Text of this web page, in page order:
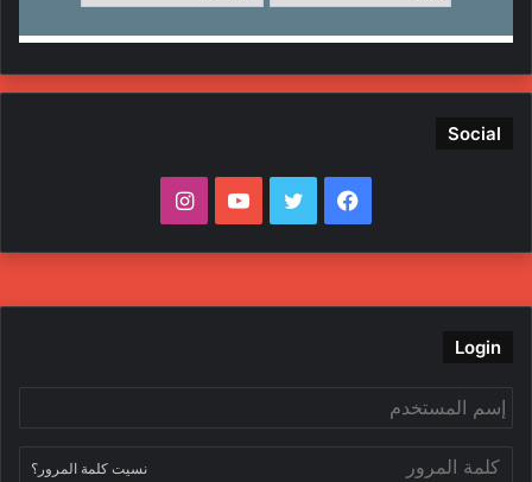
Social
فيسبوك تويتر يوتيوبانستقرام
Login
نسيت كلمة المرور؟